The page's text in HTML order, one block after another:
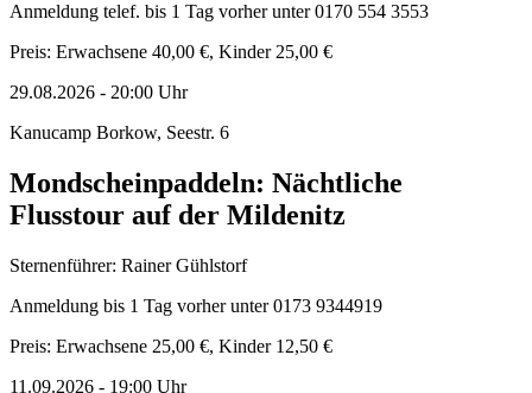
Anmeldung telef. bis 1 Tag vorher unter 0170 554 3553
Preis: Erwachsene 40,00 €, Kinder 25,00 €
29.08.2026 - 20:00 Uhr
Kanucamp Borkow, Seestr. 6
Mondscheinpaddeln: Nächtliche
Flusstour auf der Mildenitz
Sternenführer: Rainer Gühlstorf
Anmeldung bis 1 Tag vorher unter 0173 9344919
Preis: Erwachsene 25,00 €, Kinder 12,50 €
11.09.2026 - 19:00 Uhr